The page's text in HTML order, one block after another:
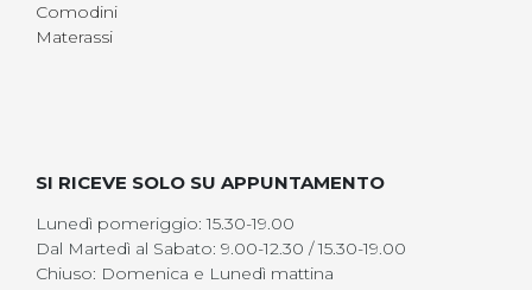
Comodini
Materassi
SI RICEVE SOLO SU APPUNTAMENTO
Lunedì pomeriggio: 15.30-19.00
Dal Martedì al Sabato: 9.00-12.30 / 15.30-19.00
Chiuso: Domenica e Lunedì mattina